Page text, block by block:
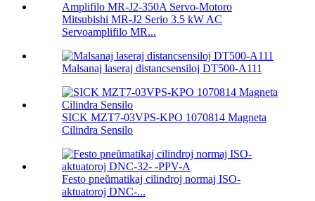
Mitsubishi MR-J2 Serio 3.5 kW AC
Servoamplifilo MR...
Malsanaj laseraj distancsensiloj DT500-A111
SICK MZT7-03VPS-KPO 1070814 Magneta
Cilindra Sensilo
Festo pneŭmatikaj cilindroj normaj ISO-
aktuatoroj DNC-...